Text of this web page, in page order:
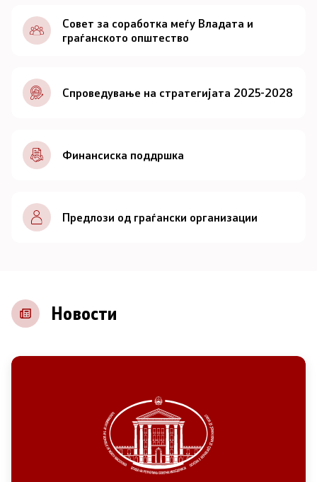
Документи
Совет
За советот
Документи
Записници и дневни редови од седниците на
Советот
Контакт
Основање на здружение
Совет за соработка меѓу Владата и
граѓанското општество
Спроведување на стратегијата 2025-2028
Финансиска поддршка
Предлози од граѓански организации
Новости